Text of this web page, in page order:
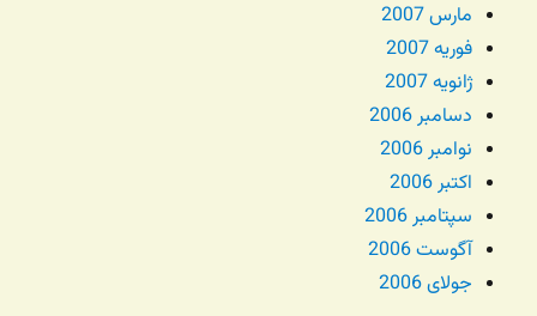
مارس 2007
فوریه 2007
ژانویه 2007
دسامبر 2006
نوامبر 2006
اکتبر 2006
سپتامبر 2006
آگوست 2006
جولای 2006